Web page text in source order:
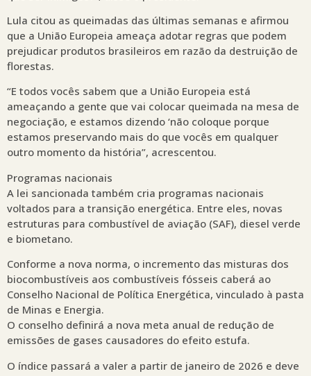
Lula citou as queimadas das últimas semanas e afirmou
que a União Europeia ameaça adotar regras que podem
prejudicar produtos brasileiros em razão da destruição de
florestas.
“E todos vocês sabem que a União Europeia está
ameaçando a gente que vai colocar queimada na mesa de
negociação, e estamos dizendo ‘não coloque porque
estamos preservando mais do que vocês em qualquer
outro momento da história”, acrescentou.
Programas nacionais
A lei sancionada também cria programas nacionais
voltados para a transição energética. Entre eles, novas
estruturas para combustível de aviação (SAF), diesel verde
e biometano.
Conforme a nova norma, o incremento das misturas dos
biocombustíveis aos combustíveis fósseis caberá ao
Conselho Nacional de Política Energética, vinculado à pasta
de Minas e Energia.
O conselho definirá a nova meta anual de redução de
emissões de gases causadores do efeito estufa.
O índice passará a valer a partir de janeiro de 2026 e deve